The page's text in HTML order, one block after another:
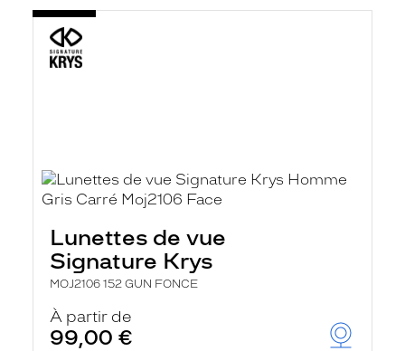
Lunettes de vue
Signature Krys
MOJ2106 152 GUN FONCE
À partir de
99,00 €